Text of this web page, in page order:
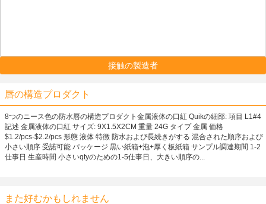
接触の製造者
唇の構造プロダクト
8つのニース色の防水唇の構造プロダクト金属液体の口紅 Quikの細部: 項目 L1#4
記述 金属液体の口紅 サイズ: 9X1.5X2CM 重量 24G タイプ 金属 価格
$1.2/pcs-$2.2/pcs 形態 液体 特徴 防水および長続きがする 混合された順序および
小さい順序 受諾可能 パッケージ 黒い紙箱+泡+厚く板紙箱 サンプル調達期間 1-2
仕事日 生産時間 小さいqtyのための1-5仕事日、大きい順序の...
また好むかもしれません